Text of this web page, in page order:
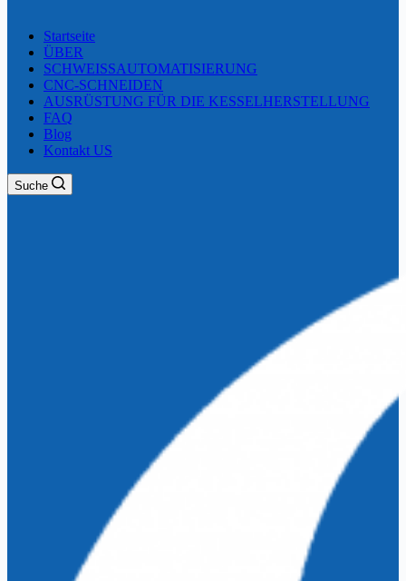
Startseite
ÜBER
SCHWEISSAUTOMATISIERUNG
CNC-SCHNEIDEN
AUSRÜSTUNG FÜR DIE KESSELHERSTELLUNG
FAQ
Blog
Kontakt US
Suche